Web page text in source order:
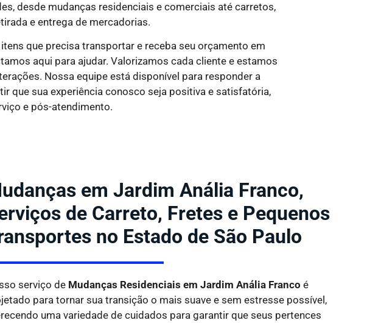
desde mudanças residenciais e comerciais até carretos,
e entrega de mercadorias.
que precisa transportar e receba seu orçamento em
aqui para ajudar. Valorizamos cada cliente e estamos
Nossa equipe está disponível para responder a
que sua experiência conosco seja positiva e satisfatória,
e pós-atendimento.
em Jardim Anália Franco,
de Carreto, Fretes e Pequenos
no Estado de São Paulo
serviço de Mudanças Residenciais em Jardim Anália Franco é
para tornar sua transição o mais suave e sem estresse possível,
uma variedade de cuidados para garantir que seus pertences